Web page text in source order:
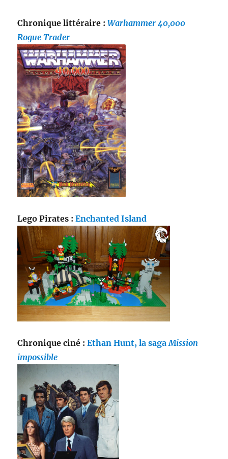
Chronique littéraire :Warhammer 40,000
Rogue Trader
Lego Pirates :Enchanted Island
Chronique ciné :Ethan Hunt, la sagaMission
impossible